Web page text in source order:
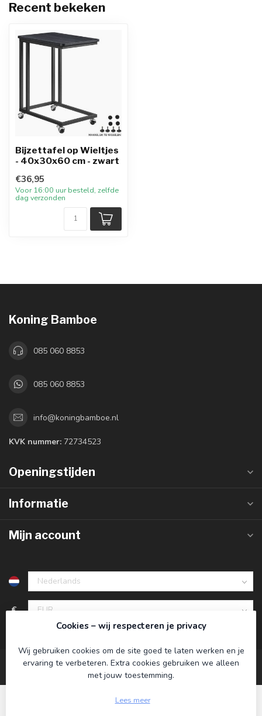
Recent bekeken
Bijzettafel op Wieltjes
- 40x30x60 cm - zwart
€36,95
Voor 16:00 uur besteld, zelfde
dag verzonden
Koning Bamboe
085 060 8853
085 060 8853
info@koningbamboe.nl
KVK nummer: 72734523
Openingstijden
Informatie
Mijn account
€
Cookies – wij respecteren je privacy
Wij gebruiken cookies om de site goed te laten werken en je
ervaring te verbeteren. Extra cookies gebruiken we alleen
met jouw toestemming.
Lees meer